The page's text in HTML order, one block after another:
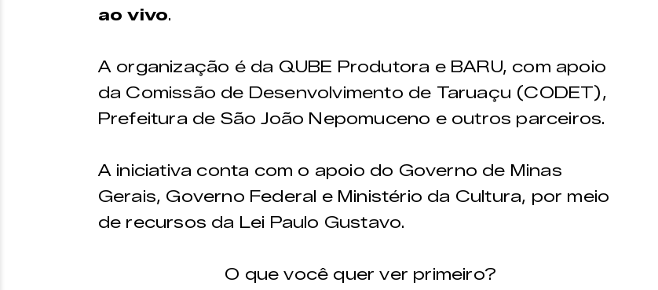
ao vivo.
A organização é da QUBE Produtora e BARU, com apoio
da Comissão de Desenvolvimento de Taruaçu (CODET),
Prefeitura de São João Nepomuceno e outros parceiros.
A iniciativa conta com o apoio do Governo de Minas
Gerais, Governo Federal e Ministério da Cultura, por meio
de recursos da Lei Paulo Gustavo.
O que você quer ver primeiro?